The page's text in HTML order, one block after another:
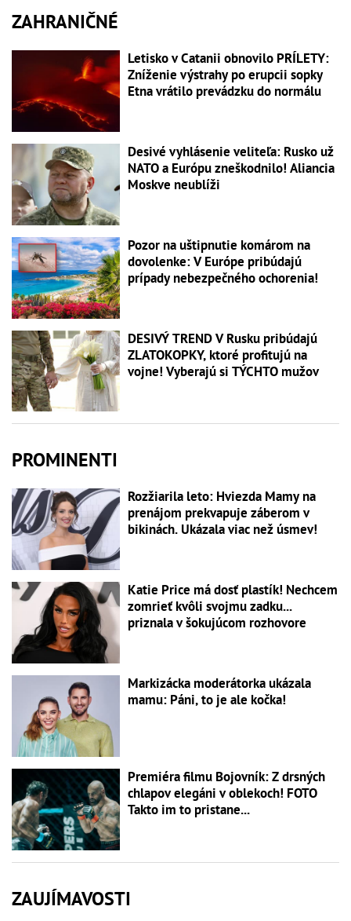
ZAHRANIČNÉ
Letisko v Catanii obnovilo PRÍLETY:
Zníženie výstrahy po erupcii sopky
Etna vrátilo prevádzku do normálu
Desivé vyhlásenie veliteľa: Rusko už
NATO a Európu zneškodnilo! Aliancia
Moskve neublíži
Pozor na uštipnutie komárom na
dovolenke: V Európe pribúdajú
prípady nebezpečného ochorenia!
DESIVÝ TREND V Rusku pribúdajú
ZLATOKOPKY, ktoré profitujú na
vojne! Vyberajú si TÝCHTO mužov
PROMINENTI
Rozžiarila leto: Hviezda Mamy na
prenájom prekvapuje záberom v
bikinách. Ukázala viac než úsmev!
Katie Price má dosť plastík! Nechcem
zomrieť kvôli svojmu zadku...
priznala v šokujúcom rozhovore
Markizácka moderátorka ukázala
mamu: Páni, to je ale kočka!
Premiéra filmu Bojovník: Z drsných
chlapov elegáni v oblekoch! FOTO
Takto im to pristane...
ZAUJÍMAVOSTI